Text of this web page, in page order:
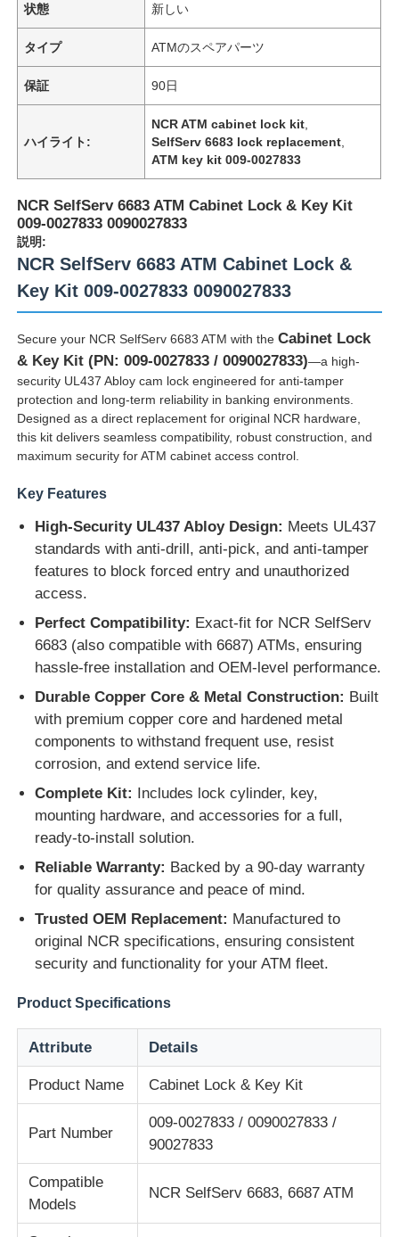
ホーム
ビデオ
企業情報
会社案内
品質管理
見積依頼
状態 新しい
タイプ ATMのスペアパーツ
保証 90日
ハイライト:
NCR ATM cabinet lock kit
SelfServ 6683 lock replacement
ATM key kit 009-0027833
NCR SelfServ 6683 ATM Cabinet Lock & Key Kit
009-0027833 0090027833
説明:
NCR SelfServ 6683 ATM Cabinet Lock &
Key Kit 009-0027833 0090027833
Secure your NCR SelfServ 6683 ATM with theCabinet Lock
& Key Kit (PN: 009-0027833 / 0090027833)—a high-
security UL437 Abloy cam lock engineered for anti-tamper
protection and long-term reliability in banking environments.
Designed as a direct replacement for original NCR hardware,
this kit delivers seamless compatibility, robust construction, and
maximum security for ATM cabinet access control.
Key Features
High-Security UL437 Abloy Design: Meets UL437
standards with anti-drill, anti-pick, and anti-tamper
features to block forced entry and unauthorized
access.
Perfect Compatibility: Exact-fit for NCR SelfServ
6683 (also compatible with 6687) ATMs, ensuring
hassle-free installation and OEM-level performance.
Durable Copper Core & Metal Construction: Built
with premium copper core and hardened metal
components to withstand frequent use, resist
corrosion, and extend service life.
Complete Kit: Includes lock cylinder, key,
mounting hardware, and accessories for a full,
ready-to-install solution.
Reliable Warranty: Backed by a 90-day warranty
for quality assurance and peace of mind.
Trusted OEM Replacement: Manufactured to
original NCR specifications, ensuring consistent
security and functionality for your ATM fleet.
Product Specifications
Attribute Details
Product Name Cabinet Lock & Key Kit
Part Number
009-0027833 / 0090027833 /
90027833
Compatible
Models
NCR SelfServ 6683, 6687 ATM